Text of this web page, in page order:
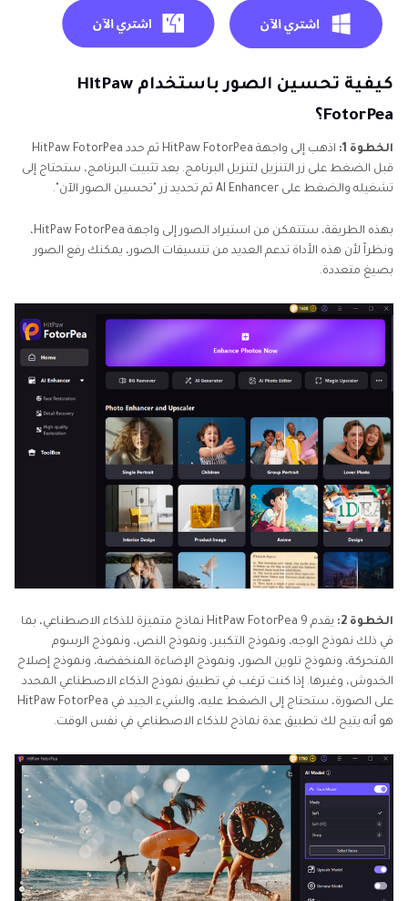
كيفية تحسين الصور باستخدام HitPaw
FotorPea؟
الخطوة 1:
اذهب إلى واجهة HitPaw FotorPea ثم حدد HitPaw FotorPea
قبل الضغط على زر التنزيل لتنزيل البرنامج. بعد تثبيت البرنامج، ستحتاج إلى
تشغيله والضغط على AI Enhancer ثم تحديد زر "تحسين الصور الآن".
بهذه الطريقة، ستتمكن من استيراد الصور إلى واجهة HitPaw FotorPea،
ونظراً لأن هذه الأداة تدعم العديد من تنسيقات الصور، يمكنك رفع الصور
بصيغ متعددة.
الخطوة 2:
يقدم HitPaw FotorPea 9 نماذج متميزة للذكاء الاصطناعي، بما
في ذلك نموذج الوجه، ونموذج التكبير، ونموذج النص، ونموذج الرسوم
المتحركة، ونموذج تلوين الصور، ونموذج الإضاءة المنخفضة، ونموذج إصلاح
الخدوش، وغيرها. إذا كنت ترغب في تطبيق نموذج الذكاء الاصطناعي المحدد
على الصورة، ستحتاج إلى الضغط عليه، والشيء الجيد في HitPaw FotorPea
هو أنه يتيح لك تطبيق عدة نماذج للذكاء الاصطناعي في نفس الوقت.